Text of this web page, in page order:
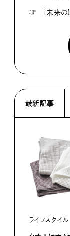
☞
「未来の
最新記事
ライフスタイル